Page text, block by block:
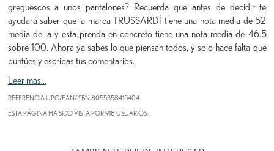
greguescos a unos pantalones? Recuerda que antes de decidir te
ayudará saber que la marca TRUSSARDI tiene una nota media de 52
media de la y esta prenda en concreto tiene una nota media de 46.5
sobre 100. Ahora ya sabes lo que piensan todos, y solo hace falta que
puntúes y escribas tus comentarios.
Leer más...
REFERENCIA UPC/EAN/ISBN 8055358415404
ESTA PÁGINA HA SIDO VISTA POR 918 USUARIOS.